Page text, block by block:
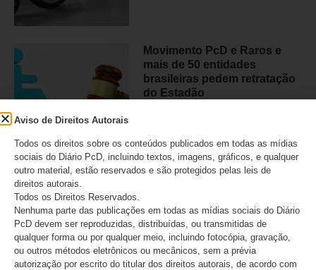
Movimento PcD e Raros e
mais de 50 entidades
brasileiras pedem retratação
do Estadão
CATEGORIAS
Acessibilidade
Artigo/Opinião
Aviso de Direitos Autorais
Todos os direitos sobre os conteúdos publicados em todas as mídias
sociais do Diário PcD, incluindo textos, imagens, gráficos, e qualquer
outro material, estão reservados e são protegidos pelas leis de
direitos autorais.
Todos os Direitos Reservados.
Nenhuma parte das publicações em todas as mídias sociais do Diário
PcD devem ser reproduzidas, distribuídas, ou transmitidas de
qualquer forma ou por qualquer meio, incluindo fotocópia, gravação,
ou outros métodos eletrônicos ou mecânicos, sem a prévia
autorização por escrito do titular dos direitos autorais, de acordo com